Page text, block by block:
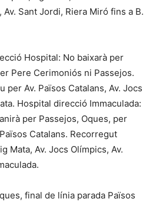
Sant Jordi, Riera Miró fins a B.
Hospital: No baixarà per
Pere Cerimoniós ni Passejos.
per Av. Països Catalans, Av. Jocs
Hospital direcció Immaculada:
per Passejos, Oques, per
Catalans. Recorregut
Mata, Av. Jocs Olímpics, Av.
final de línia parada Països